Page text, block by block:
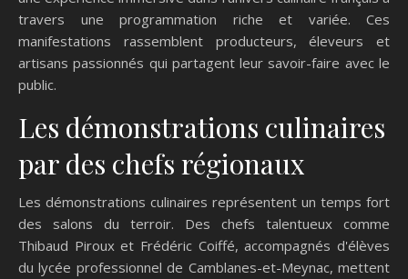
travers une programmation riche et variée. Ces
manifestations rassemblent producteurs, éleveurs et
artisans passionnés qui partagent leur savoir-faire avec le
public.
Les démonstrations culinaires
par des chefs régionaux
Les démonstrations culinaires représentent un temps fort
des salons du terroir. Des chefs talentueux comme
Thibaud Piroux et Frédéric Coiffé, accompagnés d'élèves
du lycée professionnel de Camblanes-et-Meynac, mettent